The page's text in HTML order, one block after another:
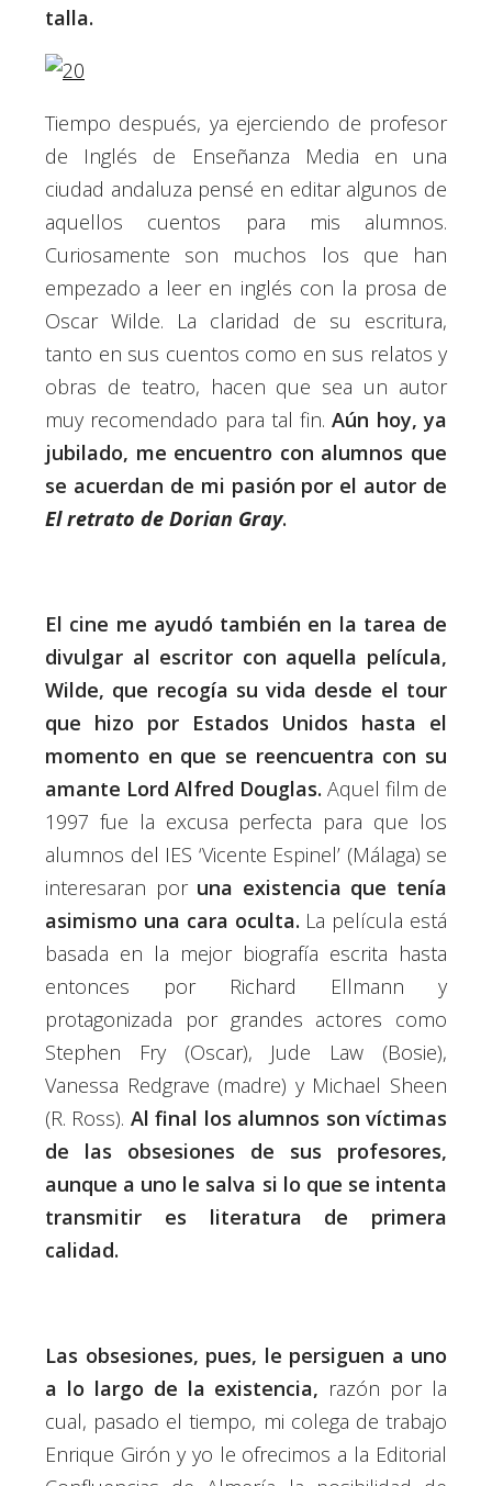
talla.
Tiempo después, ya ejerciendo de profesor
de Inglés de Enseñanza Media en una
ciudad andaluza pensé en editar algunos de
aquellos cuentos para mis alumnos.
Curiosamente son muchos los que han
empezado a leer en inglés con la prosa de
Oscar Wilde. La claridad de su escritura,
tanto en sus cuentos como en sus relatos y
obras de teatro, hacen que sea un autor
muy recomendado para tal fin.Aún hoy, ya
jubilado, me encuentro con alumnos que
se acuerdan de mi pasión por el autor de
El retrato de Dorian Gray.
El cine me ayudó también en la tarea de
divulgar al escritor con aquella película,
Wilde, que recogía su vida desde el tour
que hizo por Estados Unidos hasta el
momento en que se reencuentra con su
amante Lord Alfred Douglas. Aquel film de
1997 fue la excusa perfecta para que los
alumnos del IES ‘Vicente Espinel’ (Málaga) se
interesaran por una existencia que tenía
asimismo una cara oculta. La película está
basada en la mejor biografía escrita hasta
entonces por Richard Ellmann y
protagonizada por grandes actores como
Stephen Fry (Oscar), Jude Law (Bosie),
Vanessa Redgrave (madre) y Michael Sheen
(R. Ross). Al final los alumnos son víctimas
de las obsesiones de sus profesores,
aunque a uno le salva si lo que se intenta
transmitir es literatura de primera
calidad.
Las obsesiones, pues, le persiguen a uno
a lo largo de la existencia, razón por la
cual, pasado el tiempo, mi colega de trabajo
Enrique Girón y yo le ofrecimos a la Editorial